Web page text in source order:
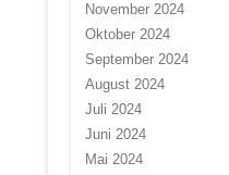
November 2024
Oktober 2024
September 2024
August 2024
Juli 2024
Juni 2024
Mai 2024